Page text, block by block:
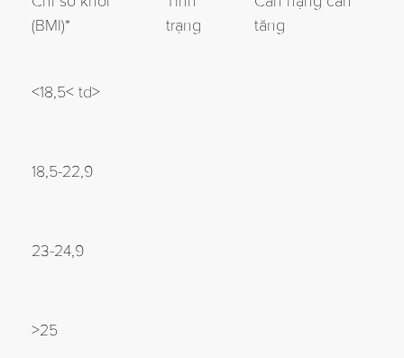
(BMI)*
trạng
tăng
<18,5< td>
18,5-22,9
23-24,9
>25